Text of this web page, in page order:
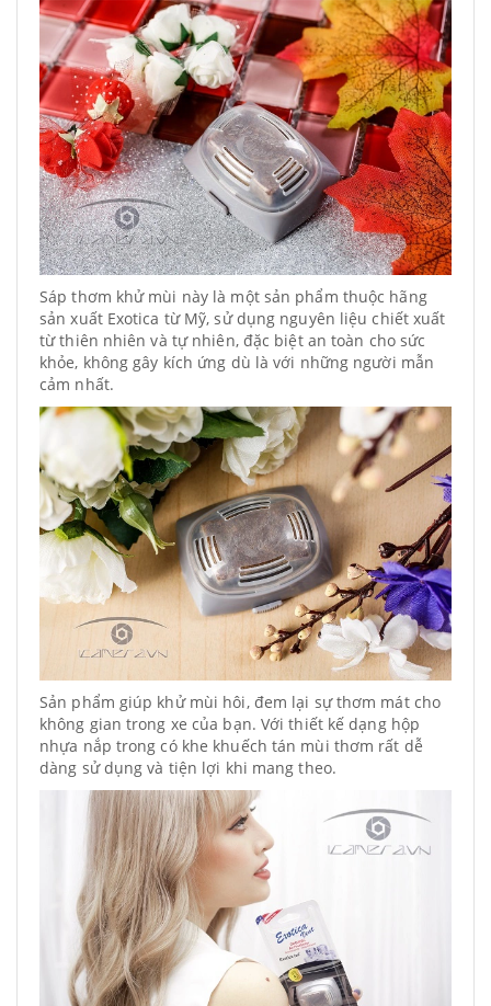
Sáp thơm khử mùi này là một sản phẩm thuộc hãng
sản xuất Exotica từ Mỹ, sử dụng nguyên liệu chiết xuất
từ thiên nhiên và tự nhiên, đặc biệt an toàn cho sức
khỏe, không gây kích ứng dù là với những người mẫn
cảm nhất.
Sản phẩm giúp khử mùi hôi, đem lại sự thơm mát cho
không gian trong xe của bạn. Với thiết kế dạng hộp
nhựa nắp trong có khe khuếch tán mùi thơm rất dễ
dàng sử dụng và tiện lợi khi mang theo.